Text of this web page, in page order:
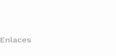
Enlaces